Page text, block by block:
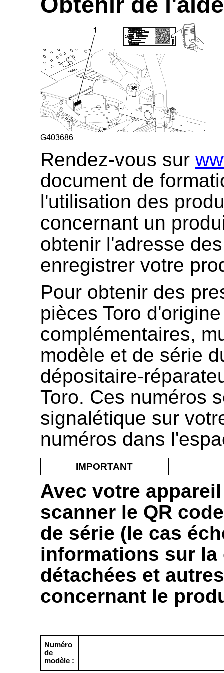
G403686
Rendez-vous sur
document de
l'utilisation des
concernant un
obtenir l'adresse
enregistrer votre
Pour obtenir des
pièces Toro
complémentaires,
modèle et de série
dépositaire-
Toro. Ces numéros
signalétique sur
numéros dans
IMPORTANT
Avec votre
scanner le QR
de série (le cas
informations sur la
détachées et
concernant le
Numéro
de
modèle :